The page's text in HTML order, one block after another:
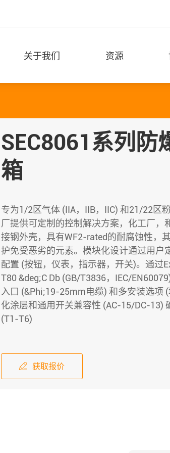
关于我们 资源
SEC8061系列防
箱
专为1/2区气体 (IIA，IIB，IIC) 和21/22区
厂提供可定制的控制解决方案，化工厂，
接钢外壳，具有WF2-rated的耐腐蚀性，
护免受恶劣的元素。模块化设计通过用户
配置 (按钮，仪表，指示器，开关)。通过
T80 &deg;C Db (GB/T3836，IEC/
入口 (&Phi;19-25mm电缆) 和多安装选项
化涂层和通用开关兼容性 (AC-15/DC-13)
(T1-T6)
 获取报价